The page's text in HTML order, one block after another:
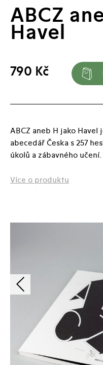
ABCZ
Havel
790 Kč
ABCZ
aneb
jako
množství
ABCZ aneb H jako
abecedář Česka s 257
úkolů a zábavného učení.
Více o produktu